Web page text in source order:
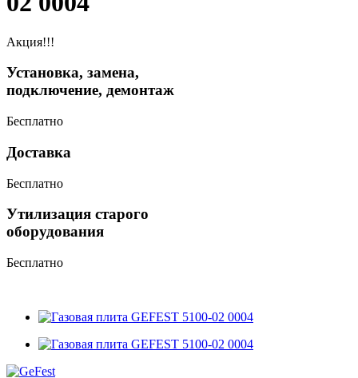
Акция!!!
Установка, замена,
подключение, демонтаж
Бесплатно
Доставка
Бесплатно
Утилизация старого
оборудования
Бесплатно